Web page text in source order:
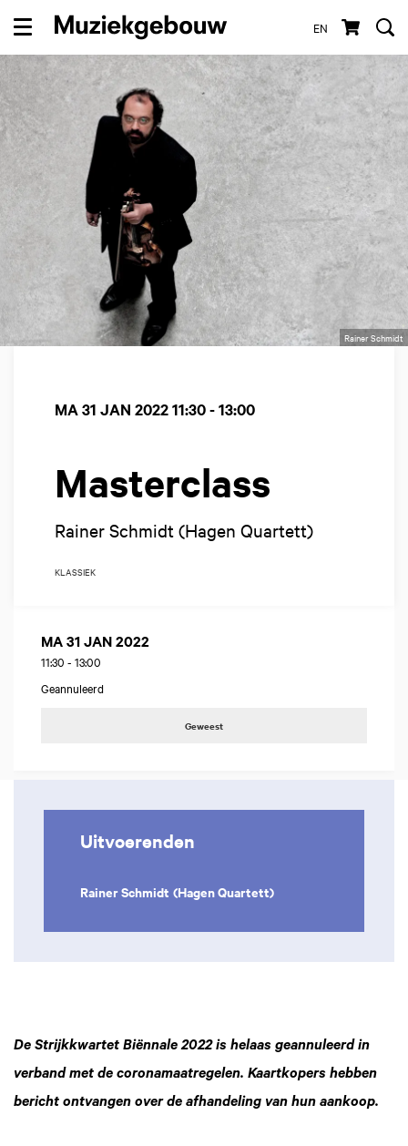
EN
Menu
Rainer Schmidt
Masterclass
Rainer Schmidt (Hagen Quartett)
MA 31 JAN 202211:30 - 13:00
KLASSIEK
MA 31 JAN 2022
11:30 - 13:00
Geannuleerd
Geweest
Uitvoerenden
Rainer Schmidt (Hagen Quartett)
De Strijkkwartet Biënnale 2022 is helaas geannuleerd in
verband met de coronamaatregelen. Kaartkopers hebben
bericht ontvangen over de afhandeling van hun aankoop.